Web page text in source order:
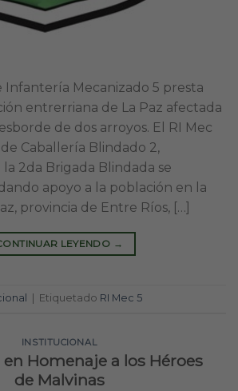
Infantería Mecanizado 5 presta
entrerriana de La Paz afectada
de dos arroyos. El RI Mec
Caballería Blindado 2,
2da Brigada Blindada se
apoyo a la población en la
provincia de Entre Ríos, […]
LEYENDO →
Etiquetado RI Mec 5
INSTITUCIONAL
Homenaje a los Héroes
de Malvinas